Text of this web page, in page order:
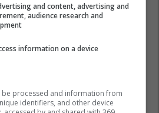
Reklamo këtu
and content, advertising and
audience research and
information on a device
processed and information from
identifiers, and other device